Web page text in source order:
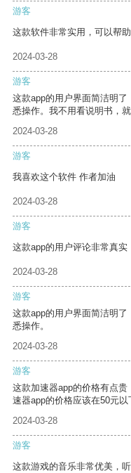
游客
这款软件非常实用，可以帮助
2024-03-28
游客
这款app的用户界面简洁明
悉操作。我不用看说明书，
2024-03-28
游客
我喜欢这个软件 作者加油
2024-03-28
游客
这款app的用户评论非常真实
2024-03-28
游客
这款app的用户界面简洁明
悉操作。
2024-03-28
游客
这款加速器app的价格有点
速器app的价格应该在50元以
2024-03-28
游客
这款游戏的音乐非常优美，听